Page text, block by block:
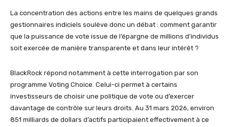
La concentration des actions entre les mains de quelques grands
gestionnaires indiciels soulève donc un débat : comment garantir
que la puissance de vote issue de l’épargne de millions d’individus
soit exercée de manière transparente et dans leur intérêt ?
BlackRock répond notamment à cette interrogation par son
programme Voting Choice. Celui-ci permet à certains
investisseurs de choisir une politique de vote ou d’exercer
davantage de contrôle sur leurs droits. Au 31 mars 2026, environ
851 milliards de dollars d’actifs participaient effectivement à ce